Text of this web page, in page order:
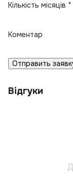
Кількість місяців *
Коментар
Отправить
Відгуки